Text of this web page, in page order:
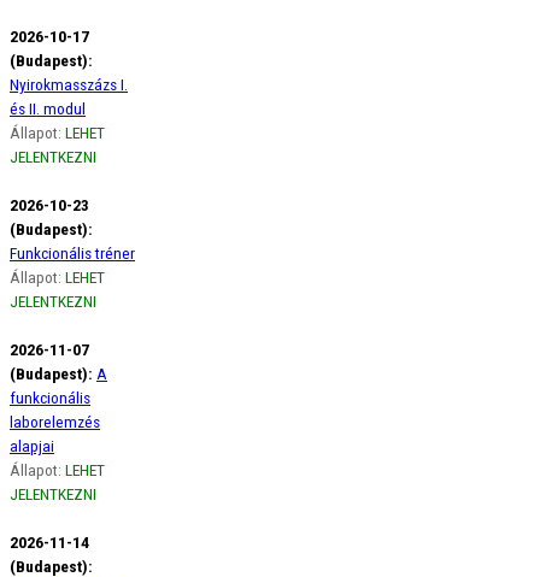
2026-10-17
(Budapest):
Nyirokmasszázs I.
és II. modul
Állapot: LEHET
JELENTKEZNI
2026-10-23
(Budapest):
Funkcionális tréner
Állapot: LEHET
JELENTKEZNI
2026-11-07
(Budapest): A
funkcionális
laborelemzés
alapjai
Állapot: LEHET
JELENTKEZNI
2026-11-14
(Budapest):